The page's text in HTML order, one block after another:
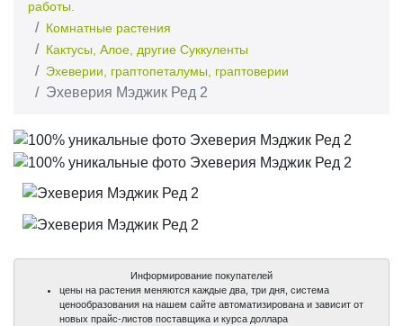
работы.
Комнатные растения
Кактусы, Алое, другие Суккуленты
Эхеверии, граптопеталумы, граптоверии
Эхеверия Мэджик Ред 2
Информирование покупателей
цены на растения меняются каждые два, три дня, система
ценообразования на нашем сайте автоматизирована и зависит от
новых прайс-листов поставщика и курса доллара